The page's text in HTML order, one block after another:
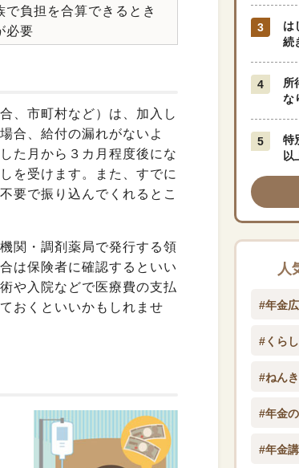
負担を合算できるとき
必要
、市町村など）は、加入し
合、給付の漏れがないよ
た月から３カ月程度後にな
を受けます。また、すでに
要で振り込んでくれるとこ
関・調剤薬局で発行する領
は保険者に確認するといい
や入院などで医療費の支払
おくといいかもしれませ
は
続
所
な
特
以
人
#年金
#くら
#ねん
#年金
#年金